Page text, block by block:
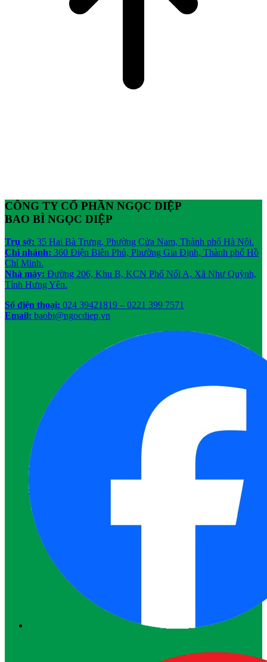
CÔNG TY CỔ PHẦN NGỌC DIỆP
BAO BÌ NGỌC DIỆP
Trụ sở: 35 Hai Bà Trưng, Phường Cửa Nam, Thành phố Hà Nội.
Chi nhánh: 360 Điện Biên Phủ, Phường Gia Định, Thành phố Hồ
Chí Minh.
Nhà máy: Đường 206, Khu B, KCN Phố Nối A, Xã Như Quỳnh,
Tỉnh Hưng Yên.
Số điện thoại: 024 39421819 – 0221 399 7571
Email: baobi@ngocdiep.vn